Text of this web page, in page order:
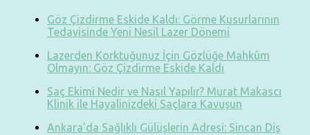
Göz Çizdirme Eskide Kaldı: Görme Kusurlarının
Tedavisinde Yeni Nesil Lazer Dönemi
Lazerden Korktuğunuz İçin Gözlüğe Mahkûm
Olmayın: Göz Çizdirme Eskide Kaldı
Saç Ekimi Nedir ve Nasıl Yapılır? Murat Makascı
Klinik ile Hayalinizdeki Saçlara Kavuşun
Ankara’da Sağlıklı Gülüşlerin Adresi: Sincan Diş